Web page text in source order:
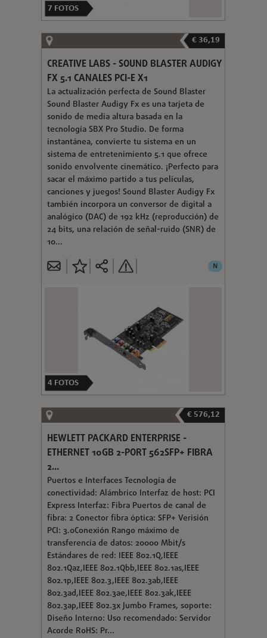
7 FOTOS
€ 36,19
CREATIVE LABS - SOUND BLASTER AUDIGY
FX 5.1 CANALES PCI-E X1
La actualización perfecta de Sound Blaster
Sound Blaster Audigy Fx es una tarjeta de
sonido de media altura basada en la
tecnología SBX Pro Studio. De forma
instantánea, convierte tu sistema en un
sistema de entretenimiento 5.1 que ofrece
sonido envolvente cinemático. ¡Perfecto para
sacar el máximo partido a tus películas,
canciones y juegos! Sound Blaster Audigy Fx
también incorpora un conversor de digital a
analógico (DAC) de 192 kHz (reproducción) de
24 bits, una relación de señal-ruido (SNR) de
10...
N
4 FOTOS
€ 576,12
HEWLETT PACKARD ENTERPRISE -
ETHERNET 10GB 2-PORT 562SFP+ FIBRA
2...
Puertos e Interfaces Tecnología de
conectividad: Alámbrico Interfaz de host: PCI
Express Interfaz: Fibra Puertos de canal de
fibra: 2 Conector fibra óptica: SFP+ Verisión
PCI: 3.0Conexión Rango máximo de
transferencia de datos: 20000 Mbit/s
Estándares de red: IEEE 802.1Q,IEEE
802.1Qaz,IEEE 802.1Qbb,IEEE 802.1as,IEEE
802.1p,IEEE 802.3,IEEE 802.3ab,IEEE
802.3ad,IEEE 802.3ae,IEEE 802.3ak,IEEE
802.3ap,IEEE 802.3x Jumbo Frames, soporte:
Diseño Interno: Uso recomendado: Servidor
Acorde RoHS: Pr...